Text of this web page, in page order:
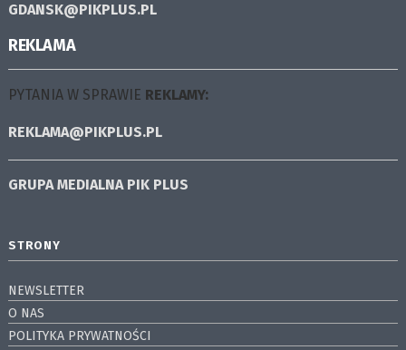
GDANSK@PIKPLUS.PL
REKLAMA
PYTANIA W SPRAWIE REKLAMY:
REKLAMA@PIKPLUS.PL
GRUPA MEDIALNA PIK PLUS
STRONY
NEWSLETTER
O NAS
POLITYKA PRYWATNOŚCI